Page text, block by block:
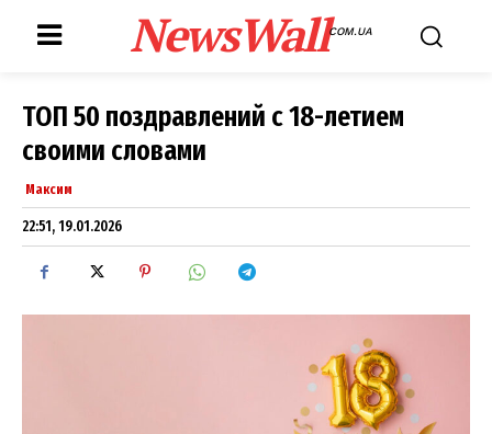
NewsWallCOM.UA
ТОП 50 поздравлений с 18-летием
своими словами
Максим
22:51, 19.01.2026